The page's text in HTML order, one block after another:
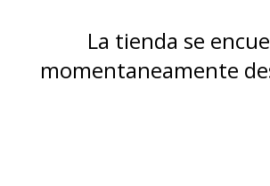
La tienda se
momentaneamente